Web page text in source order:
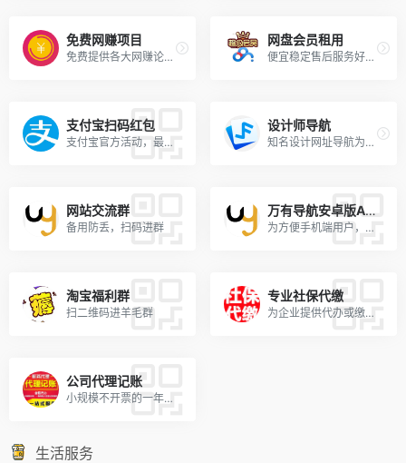
免费网赚项目
免费提供各大网赚论坛VIP网赚...
网盘会员租用
便宜稳定售后服务好的百度网...
支付宝扫码红包
支付宝官方活动，最高可得99元。
设计师导航
知名设计网址导航为设计师提...
网站交流群
备用防丢，扫码进群
万有导航安卓版APP
为方便手机端用户，特把万有...
淘宝福利群
扫二维码进羊毛群
专业社保代缴
为企业提供代办或缴纳社会保险的服务。
公司代理记账
小规模不开票的一年1500元， 开票的一年2000元，联系刘老师13585732498，微信同号！
生活服务